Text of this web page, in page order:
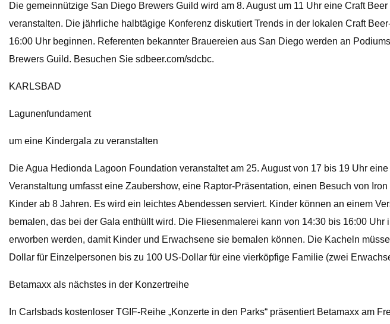
Die gemeinnützige San Diego Brewers Guild wird am 8. August um 11 Uhr eine Craft
veranstalten. Die jährliche halbtägige Konferenz diskutiert Trends in der lokalen Craft
16:00 Uhr beginnen. Referenten bekannter Brauereien aus San Diego werden an
Brewers Guild. Besuchen Sie sdbeer.com/sdcbc.
KARLSBAD
Lagunenfundament
um eine Kindergala zu veranstalten
Die Agua Hedionda Lagoon Foundation veranstaltet am 25. August von 17 bis 19 Uhr
Veranstaltung umfasst eine Zaubershow, eine Raptor-Präsentation, einen Besuch von
Kinder ab 8 Jahren. Es wird ein leichtes Abendessen serviert. Kinder können an einem
bemalen, das bei der Gala enthüllt wird. Die Fliesenmalerei kann von 14:30 bis 16:00
erworben werden, damit Kinder und Erwachsene sie bemalen können. Die Kacheln
Dollar für Einzelpersonen bis zu 100 US-Dollar für eine vierköpfige Familie (zwei
Betamaxx als nächstes in der Konzertreihe
In Carlsbads kostenloser TGIF-Reihe „Konzerte in den Parks“ präsentiert Betamaxx am